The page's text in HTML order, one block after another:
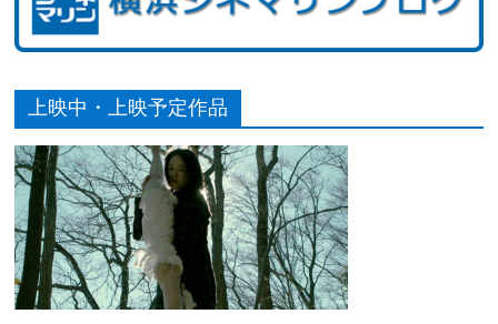
上映中・上映予定作品